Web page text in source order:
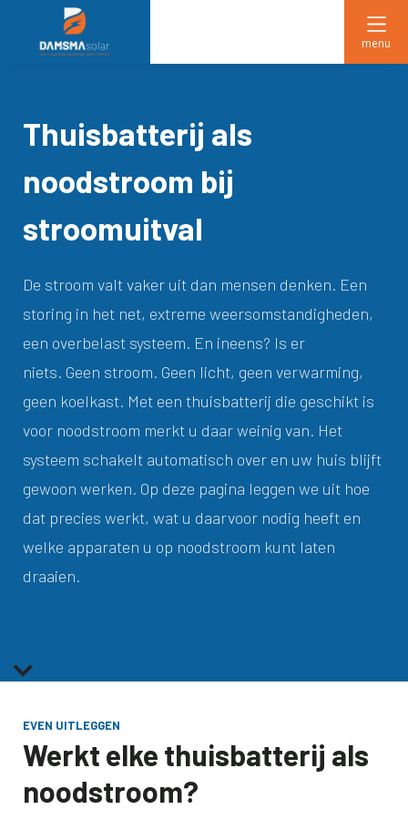
menu
Thuisbatterij als
noodstroom bij
stroomuitval
De stroom valt vaker uit dan mensen denken. Een
storing in het net, extreme weersomstandigheden,
een overbelast systeem. En ineens? Is er
niets. Geen stroom. Geen licht, geen verwarming,
geen koelkast. Met een thuisbatterij die geschikt is
voor noodstroom merkt u daar weinig van. Het
systeem schakelt automatisch over en uw huis blijft
gewoon werken. Op deze pagina leggen we uit hoe
dat precies werkt, wat u daarvoor nodig heeft en
welke apparaten u op noodstroom kunt laten
draaien.

EVEN UITLEGGEN
Werkt elke thuisbatterij als
noodstroom?